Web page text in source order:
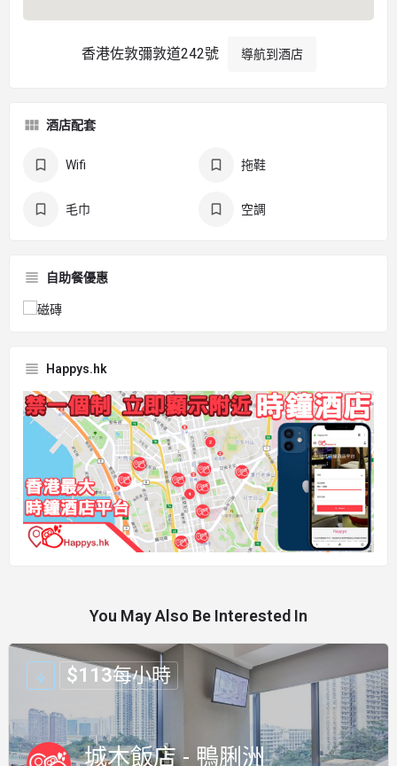
香港佐敦彌敦道242號 導航到酒店
酒店配套
Wifi 拖鞋
毛巾 空調
自助餐優惠
Happys.hk
You May Also Be Interested In
城木飯店 - 鴨脷洲
$113每小時